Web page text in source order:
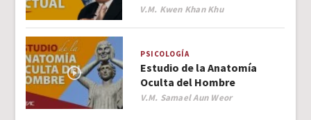
Author
V.M. Kwen Khan Khu
PSICOLOGÍA
Estudio de la Anatomía
Oculta del Hombre
Author
V.M. Samael Aun Weor